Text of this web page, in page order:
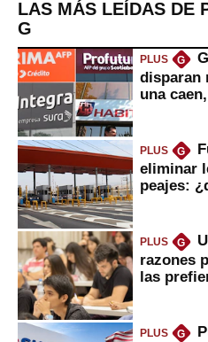
LAS MÁS LEÍDAS DE
G
PLUS G
disparan
una
PLUS G
eliminar
peajes:
PLUS G
razones
las
PLUS G